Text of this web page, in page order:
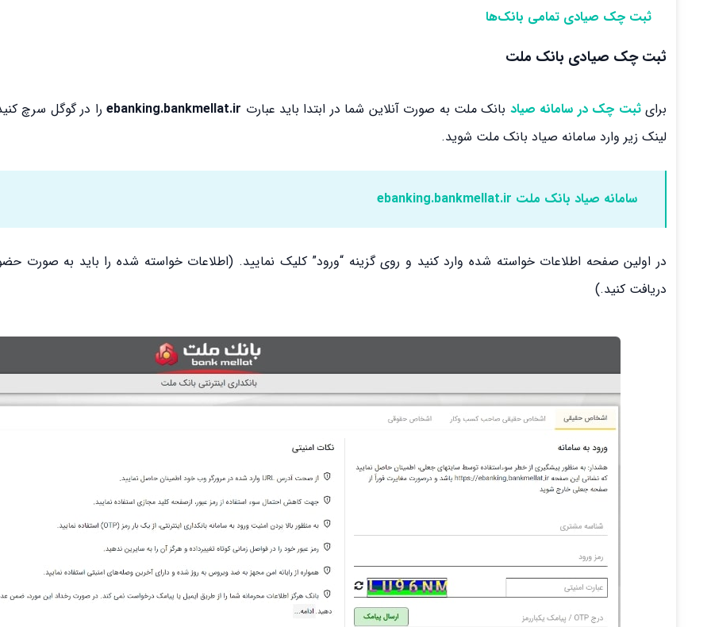
ثبت چک صیادی تمامی بانک‌ها
ثبت چک صیادی بانک ملت
برایثبت چک در سامانه صیاد بانک ملت به صورت آنلاین شما در ابتدا باید عبارت ebanking.bankmellat.irرا در گوگل سرچ
لینک زیر وارد سامانه صیاد بانک ملت شوید.
سامانه صیاد بانک ملت ebanking.bankmellat.ir
در اولین صفحه اطلاعات خواسته شده وارد کنید و روی گزینه “ورود” کلیک نمایید. (اطلاعات خواسته شده را باید به صورت
دریافت کنید.)